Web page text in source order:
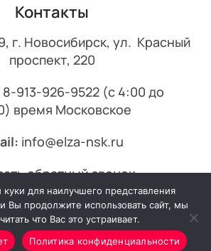
Контакты
г. Новосибирск, ул. Красный
проспект, 220
8-913-926-9522 (с 4:00 до
время Московское
info@elza-nsk.ru
обратный звонок
2013-2026 Эльза.
для наилучшего представления
Вы продолжите использовать сайт, мы
что Вас это устраивает.
Политика конфиденциальности
заказ от 7000₽